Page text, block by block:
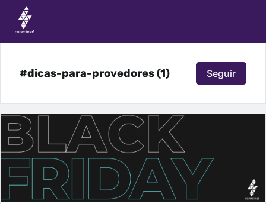
#dicas-para-provedores (1) Seguir